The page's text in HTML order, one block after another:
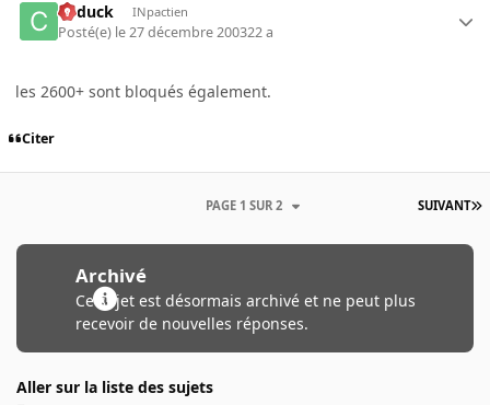
Cyduck INpactien
Posté(e) le 27 décembre 200322 a
les 2600+ sont bloqués également.
Citer
SUIVANT
PAGE 1 SUR 2
Archivé
Ce sujet est désormais archivé et ne peut plus
recevoir de nouvelles réponses.
Aller sur la liste des sujets